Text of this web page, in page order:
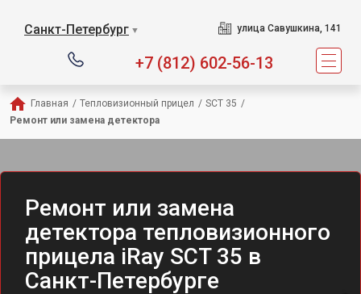
Санкт-Петербург ▼ улица Савушкина, 141
+7 (812) 602-56-13
Главная / Тепловизионный прицел / SCT 35 /
Ремонт или замена детектора
Ремонт или замена
детектора тепловизионного
прицела iRay SCT 35 в
Санкт-Петербурге